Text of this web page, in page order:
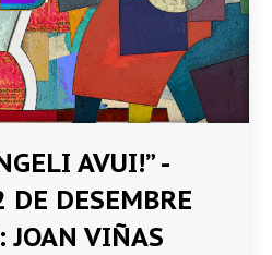
AVUI!” -
DESEMBRE
JOAN VIÑAS